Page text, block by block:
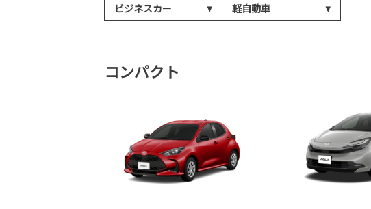
ビジネスカー
軽自動車
コンパクト